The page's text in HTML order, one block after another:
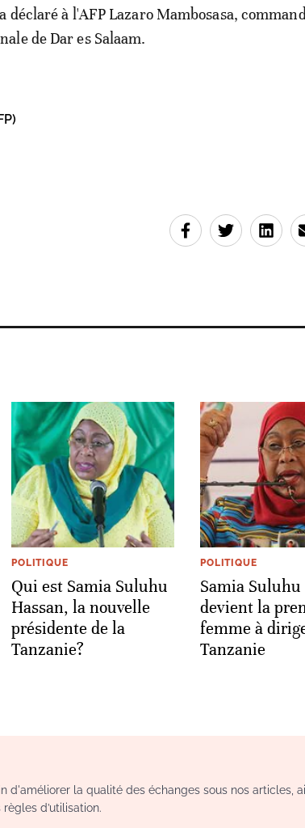
déclaré à l'AFP Lazaro Mambosasa,
de Dar es Salaam.
POLITIQUE
Qui est Samia Suluhu
Hassan, la nouvelle
présidente de la
Tanzanie?
POLITIQUE
Samia Suluhu
devient la
femme à
Tanzanie
d'améliorer la qualité des échanges sous nos articles,
d’utilisation.